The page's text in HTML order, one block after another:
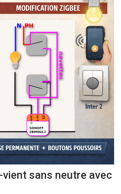
sans neutre avec